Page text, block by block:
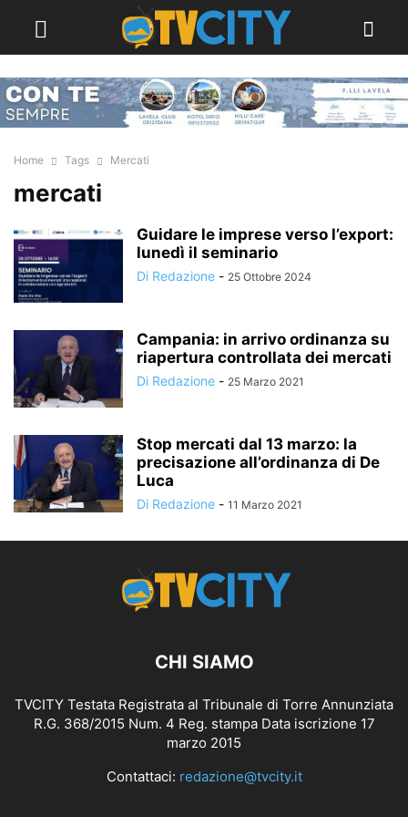
Home Tags Mercati
mercati
Guidare le imprese verso l’export:
lunedì il seminario
Di Redazione - 25 Ottobre 2024
Campania: in arrivo ordinanza su
riapertura controllata dei mercati
Di Redazione - 25 Marzo 2021
Stop mercati dal 13 marzo: la
precisazione all’ordinanza di De
Luca
Di Redazione - 11 Marzo 2021
CHI SIAMO
TVCITY Testata Registrata al Tribunale di Torre Annunziata
R.G. 368/2015 Num. 4 Reg. stampa Data iscrizione 17
marzo 2015
Contattaci: redazione@tvcity.it